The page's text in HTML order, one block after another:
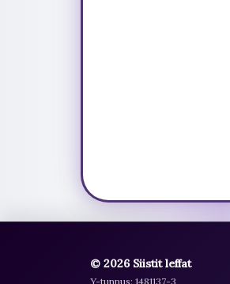
© 2026 Siistit leffat
Y-tunnus: 1481137-3